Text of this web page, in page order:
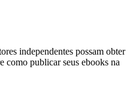
independentes possam obter
como publicar seus ebooks na